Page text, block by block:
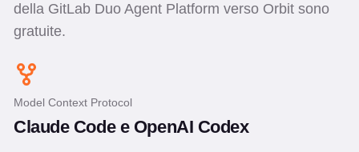
della GitLab Duo Agent Platform verso Orbit sono
gratuite.
Model Context Protocol
Claude Code e OpenAI Codex